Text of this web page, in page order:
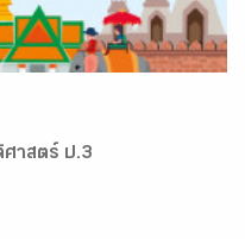
าสตร์ ป.3